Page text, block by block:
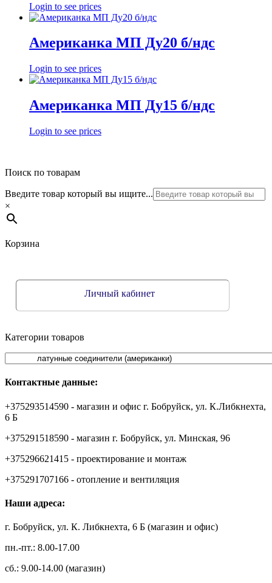
Login to see prices
Американка МП Ду20 б/ндс
Login to see prices
Американка МП Ду15 б/ндс
Login to see prices
Поиск по товарам
Введите товар который вы ищите...
×
Корзина
Личный кабинет
Категории товаров
Контактные данные:
+375293514590 - магазин и офис г. Бобруйск, ул. К.Либкнехта,
6 Б
+375291518590 - магазин г. Бобруйск, ул. Минская, 96
+375296621415 - проектирование и монтаж
+375291707166 - отопление и вентиляция
Наши адреса:
г. Бобруйск, ул. К. Либкнехта, 6 Б (магазин и офис)
пн.-пт.: 8.00-17.00
сб.: 9.00-14.00 (магазин)